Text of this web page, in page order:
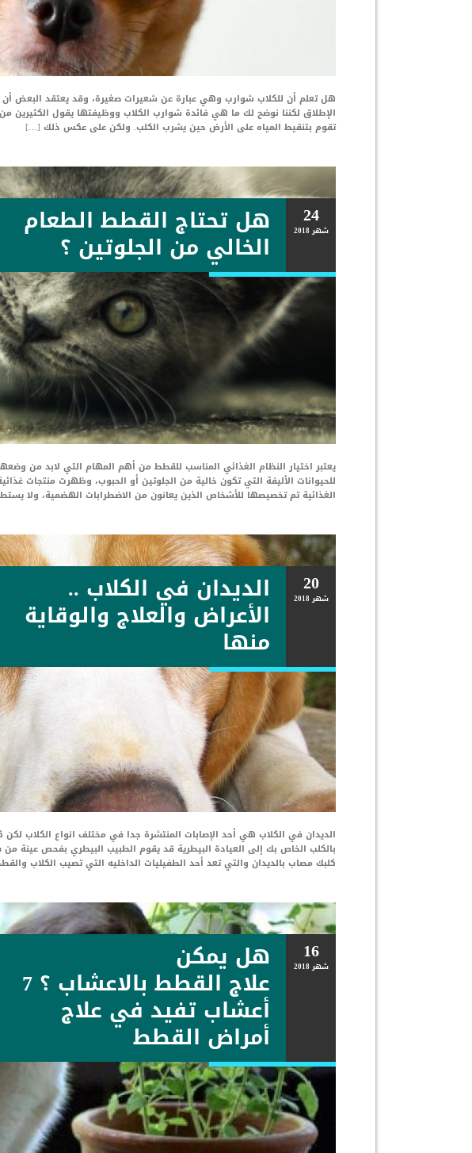
هل تعلم أن للكلاب شوارب وهي عبارة عن شعيرات صغيرة، وقد يعتقد البعض
الإطلاق لكننا نوضح لك ما هي فائدة شوارب الكلاب ووظيفتها يقول الكثيرين
تقوم بتنقيط المياه على الأرض حين يشرب الكلب. ولكن على عكس ذلك […]
24
شهر2018 هل تحتاج القطط الطعام
الخالي من الجلوتين ؟
يعتبر اختيار النظام الغذائي المناسب للقطط من أهم المهام التي لابد من
للحيوانات الأليفة التي تكون خالية من الجلوتين أو الحبوب، وظهرت منتجات
الغذائية تم تخصيصها للأشخاص الذين يعانون من الاضطرابات الهضمية، ولا
20
شهر2018 الديدان في الكلاب ..
الأعراض والعلاج والوقاية
منها
الديدان في الكلاب هي أحد الإصابات المنتشرة جدا في مختلف انواع الكلاب
بالكلب الخاص بك إلى العيادة البيطرية قد يقوم الطبيب البيطري بفحص عينة
كلبك مصاب بالديدان والتي تعد أحد الطفيليات الداخليه التي تصيب الكلاب
16
شهر2018 هل يمكن
علاج القطط بالاعشاب ؟ 7
أعشاب تفيد في علاج
أمراض القطط